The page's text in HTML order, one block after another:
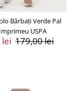
Bărbați Verde Pal
USPA
lei Preț
179,00 lei